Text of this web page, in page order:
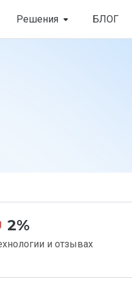
Решения БЛОГ
2%
и отзывах